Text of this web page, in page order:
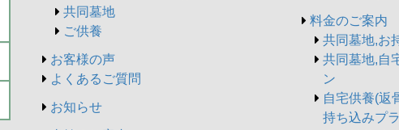
共同墓地
ご供養
お客様の声
よくあるご質問
お知らせ
料金のご案内
共同墓地,お
共同墓地,自
ン
自宅供養(返
持ち込みプ